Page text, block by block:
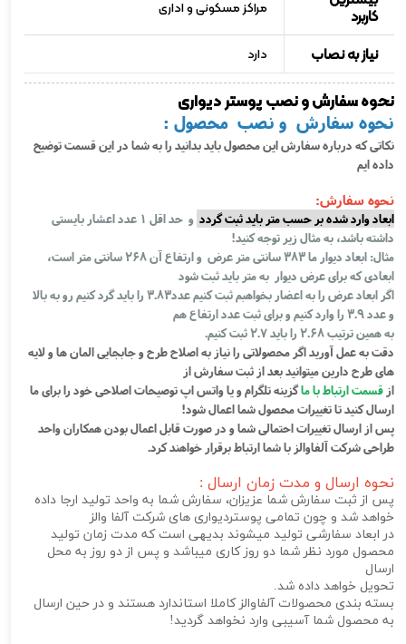
کاربرد مراکز مسکونی و اداری
نیاز به نصاب دارد
نحوه سفارش و نصب پوستر دیواری
نحوه سفارش و نصب محصول :
نکاتی که درباره سفارش این محصول باید بدانید را به شما در این قسمت توضیح
داده ایم
نحوه سفارش:
ابعاد وارد شده بر حسب متر باید ثبت گردد
و حد اقل 1 عدد اعشار بایستی
داشته باشد، به مثال زیر توجه کنید!
مثال: ابعاد دیوار ما 383 سانتی متر عرض و ارتفاع آن 268 سانتی متر است،
ابعادی که برای عرض دیوار به متر باید ثبت شود
اگر ابعاد عرض را به اعضار بخواهبم ثبت کنیم عدد3.83 را باید گرد کنیم رو به بالا
و عدد 3.9 را وارد کنیم و برای ثبت عدد ارتفاع هم
به همین ترتیب 2.68 را باید 2.7 ثبت کنیم.
دقت به عمل آورید اگر محصولاتی را نیاز به اصلاح طرح و جابجایی المان ها و لایه
های طرح دارین میتوانید بعد از ثبت سفارش از
از قسمت ارتباط با ماگزینه تلگرام و یا واتس اپ توصیحات اصلاحی خود را برای ما
ارسال کنید تا تغییرات محصول شما اعمال شود!
پس از ارسال تغییرات احتمالی شما و در صورت قابل اعمال بودن همکاران واحد
طراحی شرکت آلفاوالز با شما ارتباط برقرار خواهند کرد.
نحوه ارسال و مدت زمان ارسال :
پس از ثبت سفارش شما عزیزان، سفارش شما به واحد تولید ارجا داده
خواهد شد و چون تمامی پوستردیواری های شرکت آلفا والز
در ابعاد سفارشی تولید میشوند بدیهی است که مدت زمان تولید
محصول مورد نظر شما دو روز کاری میباشد و پس از دو روز به محل
ارسال
تحویل خواهد داده شد.
بسته بندی محصولات آلفاوالز کاملا استاندارد هستند و در حین ارسال
به محصول شما آسیبی وارد نخواهد گردید!